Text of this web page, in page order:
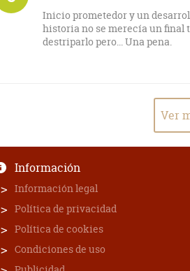
Inicio prometedor y un
historia no se merecía un final
destriparlo pero... Una pena.
Ver
Información
Información legal
Política de privacidad
Política de cookies
Condiciones de uso